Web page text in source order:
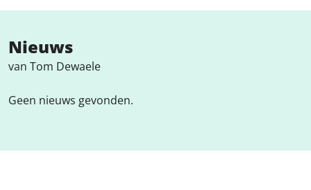
Nieuws
van Tom Dewaele
Geen nieuws gevonden.